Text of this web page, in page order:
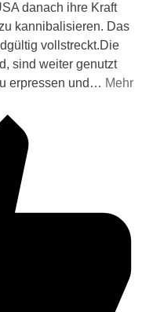
danach ihre Kraft
kannibalisieren. Das
vollstreckt.Die
sind weiter genutzt
erpressen und … Mehr